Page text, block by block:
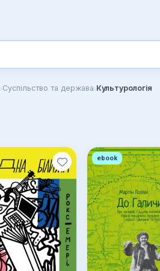
›Суспільство та держава›Культурологія
ebook